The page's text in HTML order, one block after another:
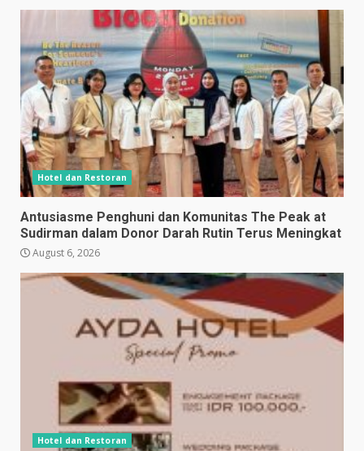
Hotel dan Restoran
Antusiasme Penghuni dan Komunitas The Peak at
Sudirman dalam Donor Darah Rutin Terus Meningkat
August 6, 2026
Hotel dan Restoran